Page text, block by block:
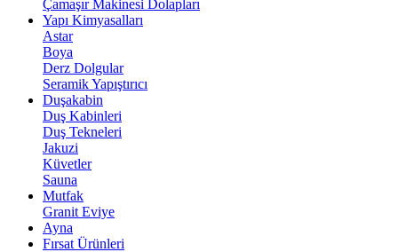
Çamaşır Makinesi Dolapları
Yapı Kimyasalları
Astar
Boya
Derz Dolgular
Seramik Yapıştırıcı
Duşakabin
Duş Kabinleri
Duş Tekneleri
Jakuzi
Küvetler
Sauna
Mutfak
Granit Eviye
Ayna
Fırsat Ürünleri